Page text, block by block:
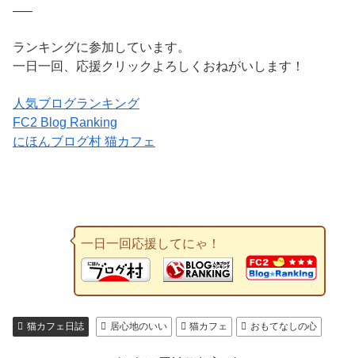
—–
ランキングに参加しています。
一日一回、応援クリックよろしくおねがいします！
人気ブログランキング
FC2 Blog Ranking
にほんブログ村 猫カフェ
一日一回応援してにゃ！
猫カフェ日誌 居心地のいい 猫カフェ おもてなしの心